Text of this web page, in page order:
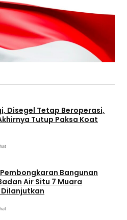
Disegel Tetap Beroperasi,
Tutup Paksa Koat
Bangunan
Air Situ 7 Muara